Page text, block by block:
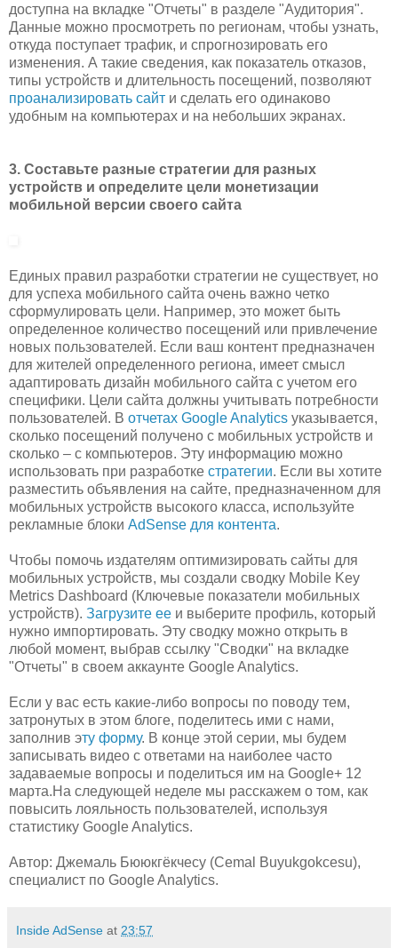
доступна на вкладке "Отчеты" в разделе "Аудитория".
Данные можно просмотреть по регионам, чтобы узнать,
откуда поступает трафик, и спрогнозировать его
изменения. А такие сведения, как показатель отказов,
типы устройств и длительность посещений, позволяют
проанализировать сайт и сделать его одинаково
удобным на компьютерах и на небольших экранах.
3. Составьте разные стратегии для разных
устройств и определите цели монетизации
мобильной версии своего сайта
Единых правил разработки стратегии не существует, но
для успеха мобильного сайта очень важно четко
сформулировать цели. Например, это может быть
определенное количество посещений или привлечение
новых пользователей. Если ваш контент предназначен
для жителей определенного региона, имеет смысл
адаптировать дизайн мобильного сайта с учетом его
специфики. Цели сайта должны учитывать потребности
пользователей. В отчетах Google Analytics указывается,
сколько посещений получено с мобильных устройств и
сколько – с компьютеров. Эту информацию можно
использовать при разработке стратегии. Если вы хотите
разместить объявления на сайте, предназначенном для
мобильных устройств высокого класса, используйте
рекламные блоки AdSense для контента.
Чтобы помочь издателям оптимизировать сайты для
мобильных устройств, мы создали сводку Mobile Key
Metrics Dashboard (Ключевые показатели мобильных
устройств). Загрузите ее и выберите профиль, который
нужно импортировать. Эту сводку можно открыть в
любой момент, выбрав ссылку "Сводки" на вкладке
"Отчеты" в своем аккаунте Google Analytics.
Если у вас есть какие-либо вопросы по поводу тем,
затронутых в этом блоге, поделитесь ими с нами,
заполнив эту форму. В конце этой серии, мы будем
записывать видео с ответами на наиболее часто
задаваемые вопросы и поделиться им на Google+ 12
марта.На следующей неделе мы расскажем о том, как
повысить лояльность пользователей, используя
статистику Google Analytics.
Автор: Джемаль Бююкгёкчесу (Cemal Buyukgokcesu),
специалист по Google Analytics.
Inside AdSense at 23:57